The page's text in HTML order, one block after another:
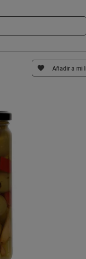
Añadir a mi